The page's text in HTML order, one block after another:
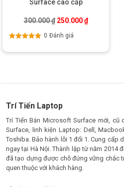
Surface cao cấp
300.000₫ Giá gốc là: 300.000 ₫.
250.000₫Giá hiện tại
0 Đánh giá
Trí Tiến Laptop
Trí Tiến Bán Microsoft Surface mới, cũ
Surface, linh kiện Laptop: Dell,
Toshiba. Bảo hành lỗi 1 đổi 1. Cung cấp
ngay tại Hà Nội. Thành lập từ năm 2014
đã tạo dựng được chỗ đứng vững chắc
quen thuộc với khách hàng.